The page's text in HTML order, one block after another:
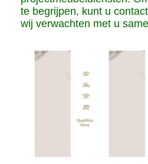
te begrijpen, kunt u
wij verwachten met u